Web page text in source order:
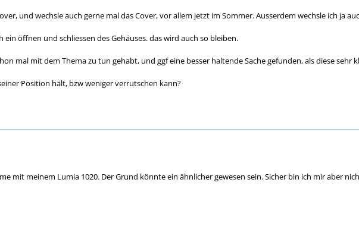
und wechsle auch gerne mal das Cover, vor allem jetzt im Sommer. Ausserdem wechsle ich ja
ein öffnen und schliessen des Gehäuses. das wird auch so bleiben.
mal mit dem Thema zu tun gehabt, und ggf eine besser haltende Sache gefunden, als diese
Position hält, bzw weniger verrutschen kann?
mit meinem Lumia 1020. Der Grund könnte ein ähnlicher gewesen sein. Sicher bin ich mir aber